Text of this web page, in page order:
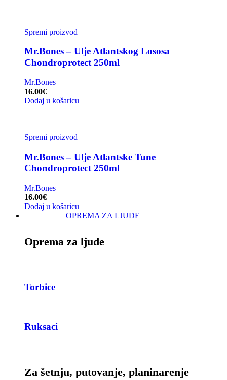
Spremi proizvod
Mr.Bones – Ulje Atlantskog Lososa
Chondroprotect 250ml
Mr.Bones
16.00€
Dodaj u košaricu
Spremi proizvod
Mr.Bones – Ulje Atlantske Tune
Chondroprotect 250ml
Mr.Bones
16.00€
Dodaj u košaricu
OPREMA ZA LJUDE
Oprema za ljude
Torbice
Ruksaci
Za šetnju, putovanje, planinarenje